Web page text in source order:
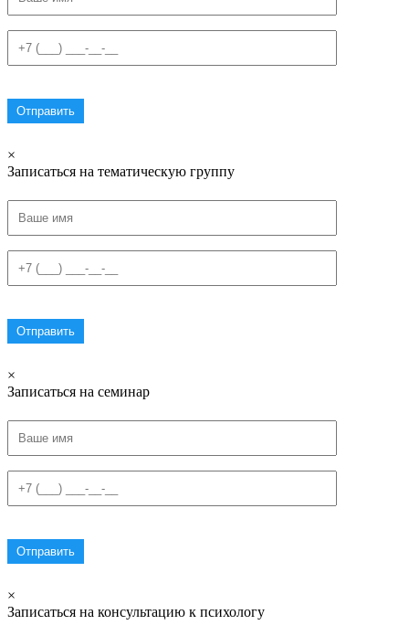
×
Записаться на тематическую группу
×
Записаться на семинар
×
Записаться на консультацию к психологу